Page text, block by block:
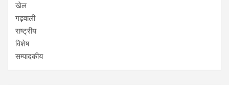
खेल
गढ़वाली
राष्ट्रीय
विशेष
सम्पादकीय